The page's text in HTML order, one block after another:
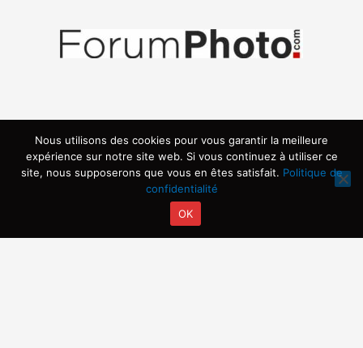
Copyright © 2026 | Propulsé par ARVIA
Nous utilisons des cookies pour vous garantir la meilleure
expérience sur notre site web. Si vous continuez à utiliser ce
site, nous supposerons que vous en êtes satisfait. Politique de
confidentialité
OK